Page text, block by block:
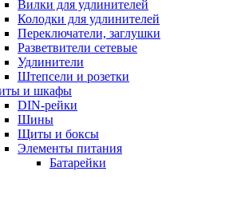
Вилки для удлинителей
Колодки для удлинителей
Переключатели, заглушки
Разветвители сетевые
Удлинители
Штепсели и розетки
и шкафы
DIN-рейки
Шины
Щиты и боксы
Элементы питания
Батарейки